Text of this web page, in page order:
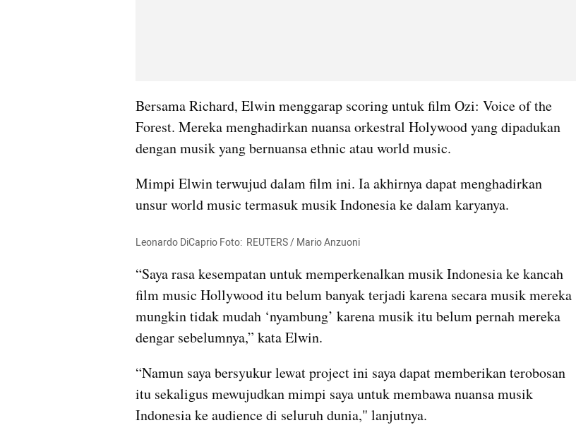
Bersama Richard, Elwin menggarap scoring untuk film Ozi: Voice of the
Forest. Mereka menghadirkan nuansa orkestral Holywood yang dipadukan
dengan musik yang bernuansa ethnic atau world music.
Mimpi Elwin terwujud dalam film ini. Ia akhirnya dapat menghadirkan
unsur world music termasuk musik Indonesia ke dalam karyanya.
Leonardo DiCaprio Foto:  REUTERS / Mario Anzuoni
“Saya rasa kesempatan untuk memperkenalkan musik Indonesia ke kancah
film music Hollywood itu belum banyak terjadi karena secara musik mereka
mungkin tidak mudah ‘nyambung’ karena musik itu belum pernah mereka
dengar sebelumnya,” kata Elwin.
“Namun saya bersyukur lewat project ini saya dapat memberikan terobosan
itu sekaligus mewujudkan mimpi saya untuk membawa nuansa musik
Indonesia ke audience di seluruh dunia," lanjutnya.